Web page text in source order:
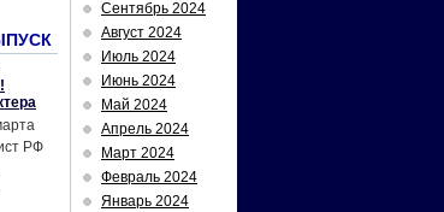
РФ
Сентябрь 2024
Август 2024
Июль 2024
Июнь 2024
Май 2024
Апрель 2024
Март 2024
Февраль 2024
Январь 2024